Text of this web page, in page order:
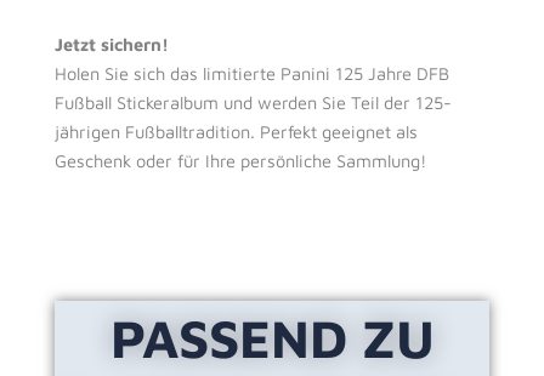
Jetzt sichern!
Holen Sie sich das limitierte Panini 125 Jahre DFB
Fußball Stickeralbum und werden Sie Teil der 125-
jährigen Fußballtradition. Perfekt geeignet als
Geschenk oder für Ihre persönliche Sammlung!
PASSEND ZU